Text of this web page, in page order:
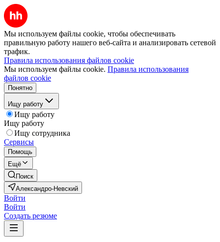
Мы используем файлы cookie, чтобы обеспечивать
правильную работу нашего веб-сайта и анализировать сетевой
трафик.
Правила использования файлов cookie
Мы используем файлы cookie. Правила использования
файлов cookie
Понятно
Ищу работу
Ищу работу
Ищу работу
Ищу сотрудника
Сервисы
Помощь
Ещё
Поиск
Александро-Невский
Войти
Войти
Создать резюме